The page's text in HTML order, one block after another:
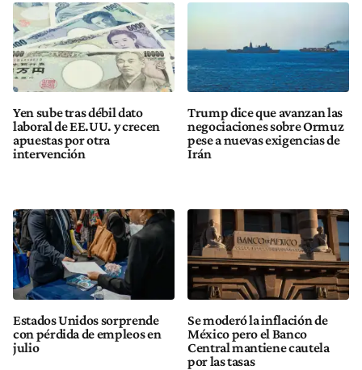
Yen sube tras débil dato
laboral de EE.UU. y crecen
apuestas por otra
intervención
Trump dice que avanzan las
negociaciones sobre Ormuz
pese a nuevas exigencias de
Irán
Estados Unidos sorprende
con pérdida de empleos en
julio
Se moderó la inflación de
México pero el Banco
Central mantiene cautela
por las tasas